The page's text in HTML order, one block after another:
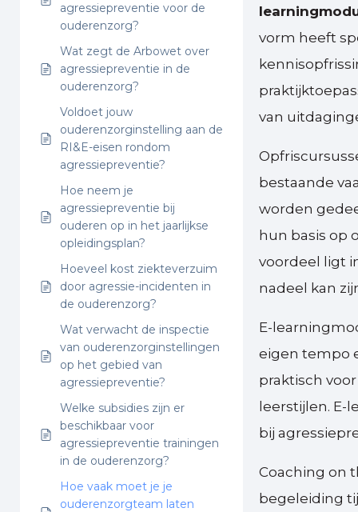
agressiepreventie voor de
ouderenzorg?
Wat zegt de Arbowet over
agressiepreventie in de
ouderenzorg?
Voldoet jouw
ouderenzorginstelling aan de
RI&E-eisen rondom
agressiepreventie?
Hoe neem je
agressiepreventie bij
ouderen op in het jaarlijkse
opleidingsplan?
Hoeveel kost ziekteverzuim
door agressie-incidenten in
de ouderenzorg?
Wat verwacht de inspectie
van ouderenzorginstellingen
op het gebied van
agressiepreventie?
Welke subsidies zijn er
beschikbaar voor
agressiepreventie trainingen
in de ouderenzorg?
Hoe vaak moet je je
ouderenzorgteam laten
vorm heeft
van
bestaande
worden
hun basis op
voordeel ligt
nadeel kan
E-
eigen tempo
praktisch
leerstijlen.
bij
Coaching on
begeleiding